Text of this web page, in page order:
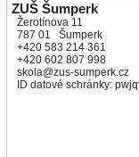
ZUŠ Šumperk
Žerotínova 11
787 01 Šumperk
+420 583 214 361
+420 602 807 998
skola@zus-sumperk.cz
ID datové schránky: